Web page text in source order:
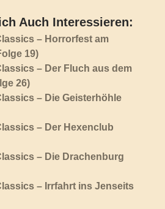
Auch Interessieren:
– Horrorfest am
19)
– Der Fluch aus dem
26)
– Die Geisterhöhle
– Der Hexenclub
– Die Drachenburg
– Irrfahrt ins Jenseits